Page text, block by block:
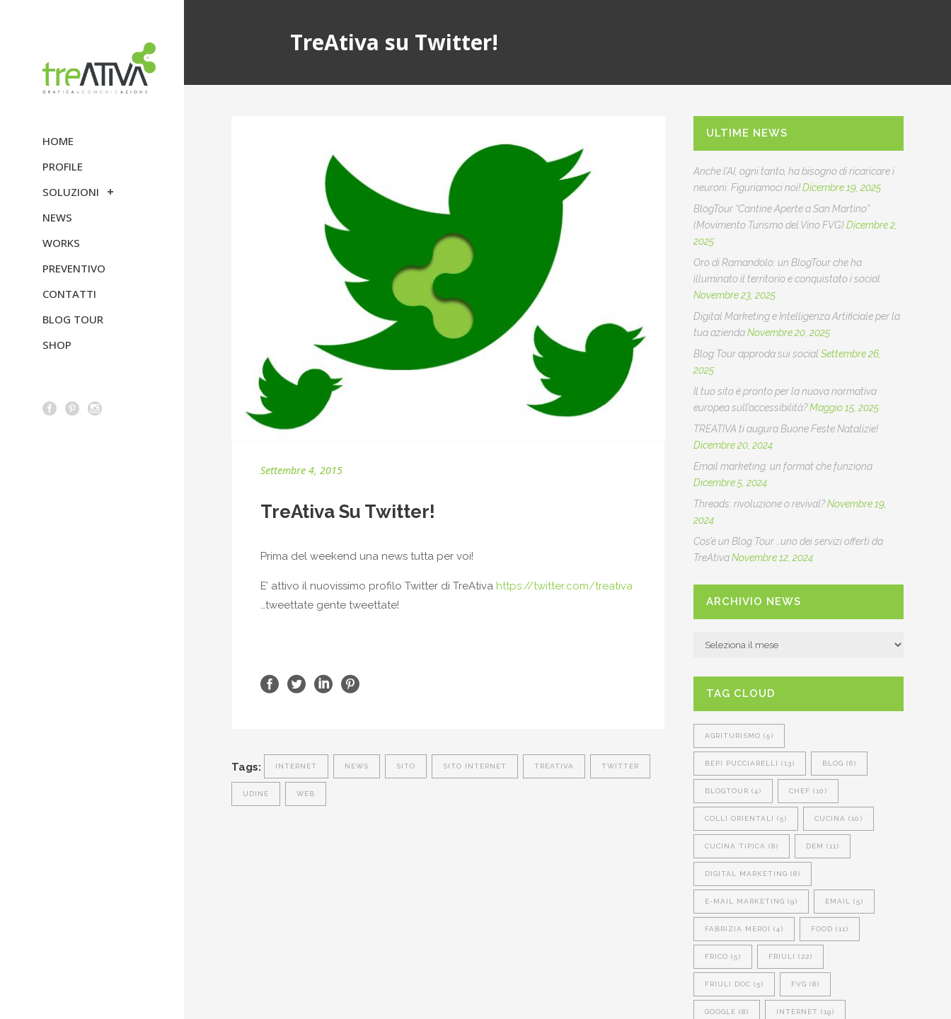
HOME
PROFILE
SOLUZIONI
NEWS
WORKS
PREVENTIVO
CONTATTI
BLOG TOUR
SHOP
TreAtiva su Twitter!
Settembre 4, 2015
TreAtiva Su Twitter!
Prima del weekend una news tutta per voi!
E’ attivo il nuovissimo profilo Twitter di TreAtiva https://twitter.com/treativa
…tweettate gente tweettate!
Tags: INTERNET NEWS SITO SITO INTERNET TREATIVA TWITTER
UDINE WEB
ULTIME NEWS
Anche l’AI, ogni tanto, ha bisogno di ricaricare i
neuroni. Figuriamoci noi!Dicembre 19, 2025
BlogTour “Cantine Aperte a San Martino”
(Movimento Turismo del Vino FVG) Dicembre 2,
2025
Oro di Ramandolo: un BlogTour che ha
illuminato il territorio e conquistato i social
Novembre 23, 2025
Digital Marketing e Intelligenza Artificiale per la
tua azienda Novembre 20, 2025
Blog Tour approda sui social Settembre 26,
2025
Il tuo sito è pronto per la nuova normativa
europea sull’accessibilità?Maggio 15, 2025
TREATIVA ti augura Buone Feste Natalizie!
Dicembre 20, 2024
Email marketing: un format che funziona
Dicembre 5, 2024
Threads: rivoluzione o revival?Novembre 19,
2024
Cos’è un Blog Tour ..uno dei servizi offerti da
TreAtiva Novembre 12, 2024
ARCHIVIO NEWS
ARCHIVIO
TAG CLOUD
AGRITURISMO (5)
BEPI PUCCIARELLI (13) BLOG (6)
BLOGTOUR (4) CHEF (10)
COLLI ORIENTALI (5) CUCINA (10)
CUCINA TIPICA (8) DEM (11)
DIGITAL MARKETING (8)
E-MAIL MARKETING (9) EMAIL (5)
FABRIZIA MEROI (4) FOOD (11)
FRICO (5) FRIULI (22)
FRIULI DOC (5) FVG (8)
GOOGLE (8) INTERNET (19)